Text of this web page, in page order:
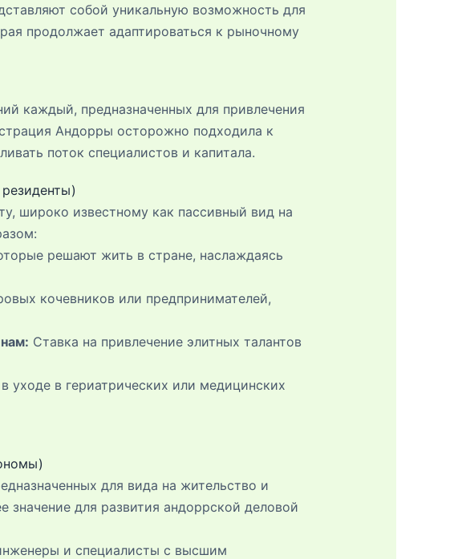
собой уникальную возможность для
продолжает адаптироваться к рыночному
каждый, предназначенных для привлечения
Андорры осторожно подходила к
поток специалистов и капитала.
широко известному как пассивный вид на
решают жить в стране, наслаждаясь
кочевников или предпринимателей,
Ставка на привлечение элитных талантов
уходе в гериатрических или медицинских
для вида на жительство и
значение для развития андоррской деловой
и специалисты с высшим